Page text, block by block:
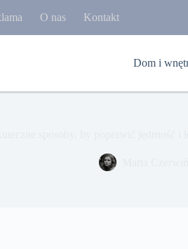
O nas Kontakt
Dom i